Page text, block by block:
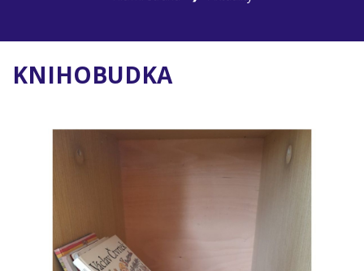
KNIHOBUDKA